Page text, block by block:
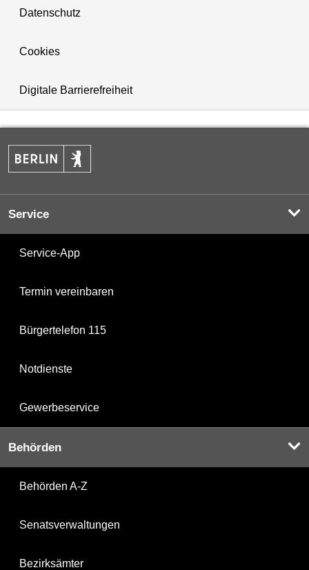
Datenschutz
Cookies
Digitale Barrierefreiheit
Service
Service-App
Termin vereinbaren
Bürgertelefon 115
Notdienste
Gewerbeservice
Behörden
Behörden A-Z
Senatsverwaltungen
Bezirksämter